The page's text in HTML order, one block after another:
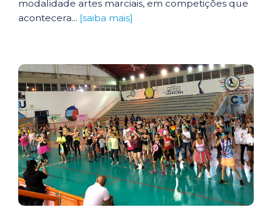
modalidade artes marciais, em competições que
acontecera... [saiba mais]